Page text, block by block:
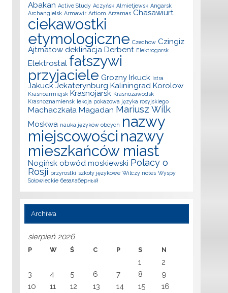
Abakan Active Study Aczyńsk Almietjewsk Angarsk
Archangielsk Armawir Artiom Arzamas Chasawiurt
ciekawostki
etymologiczne Czechow Czingiz
Ajtmatow deklinacja Derbent Elektrogorsk
Elektrostal fałszywi
przyjaciele Grozny Irkuck Istra
Jakuck Jekaterynburg Kaliningrad Korolow
Krasnoarmiejsk Krasnojarsk Krasnozawodsk
Krasnoznamiensk lekcja pokazowa języka rosyjskiego
Machaczkała Magadan Mariusz Wilk
Moskwa nauka języków obcych nazwy
miejscowości nazwy
mieszkańców miast
Nogińsk obwód moskiewski Polacy o
Rosji przyrostki szkoły językowe Wilczy notes Wyspy
Sołowieckie безалаберный
Archiwa
sierpień 2026
P W Ś C P S N
1
2
3
4 5 6 7 8
9
10
11 12 13 14 15 16